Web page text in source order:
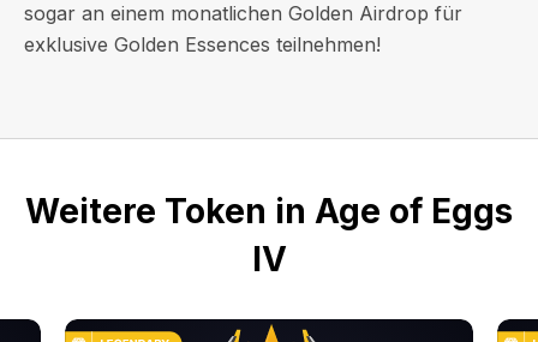
sogar an einem monatlichen Golden Airdrop für
exklusive Golden Essences teilnehmen!
Weitere Token in Age of Eggs
IV